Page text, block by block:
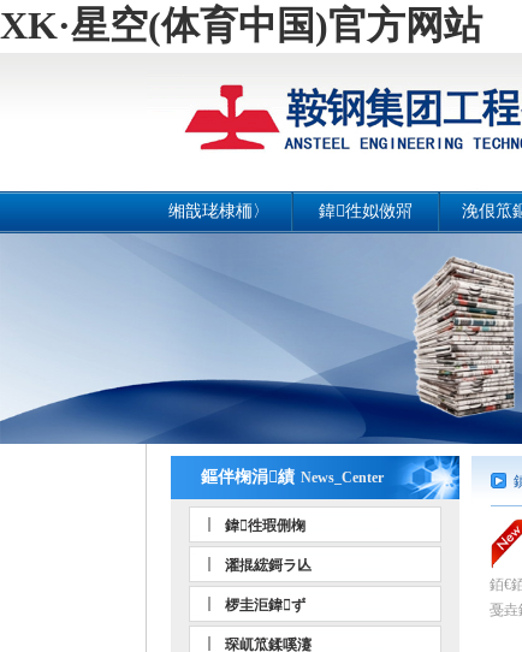
XK·星空(体育中国)官方网站
缃戠珯棣栭〉 鍏徃姒傚喌
鎬荤粡鐞嗚嚧杈�
缁勭粐鏈烘瀯
宸ヤ綔鍥㈤槦
鑽ｈ獕璧勮川
浜嬩笟閮ㄥ拰鍒嗗叕鍙
�
浼佷笟
鍏徃瀹
宸ヤ綔
鍏徃椋
浜烘枃
鏂伴椈涓績 News_Center
鍏徃瑕侀椈
濯掍綋鎶ラ亾
椤圭洰鍏ず
琛屼笟鍒嗘瀽
銆€
戞垚